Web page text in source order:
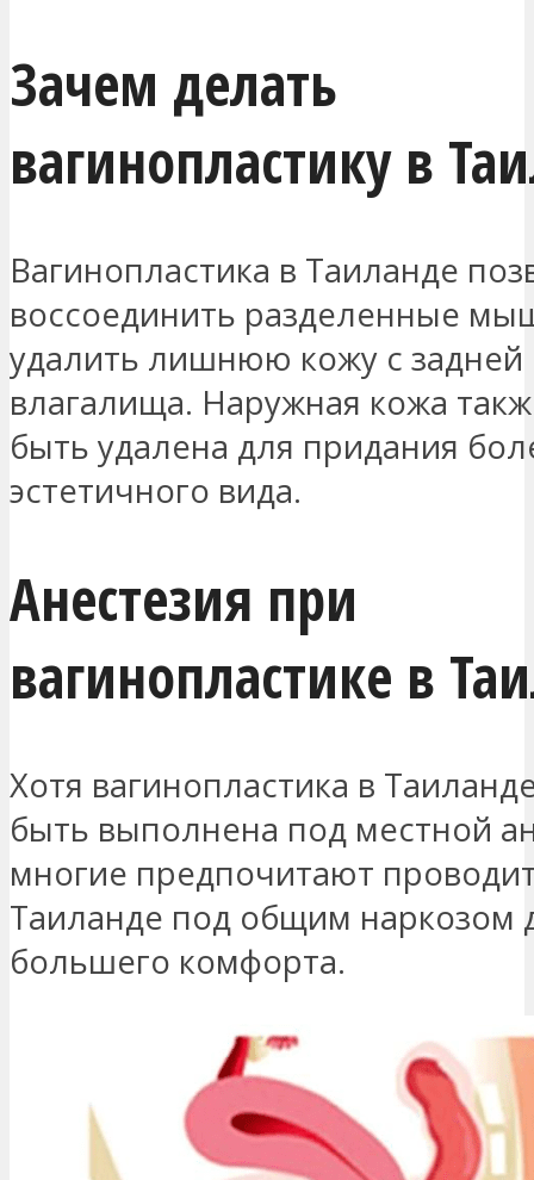
Зачем делать
вагинопластику в
Вагинопластика в Таиланде
воссоединить разделенные
удалить лишнюю кожу с задней
влагалища. Наружная кожа
быть удалена для придания
эстетичного вида.
Анестезия при
вагинопластике в
Хотя вагинопластика в
быть выполнена под местной
многие предпочитают
Таиланде под общим наркозом
большего комфорта.